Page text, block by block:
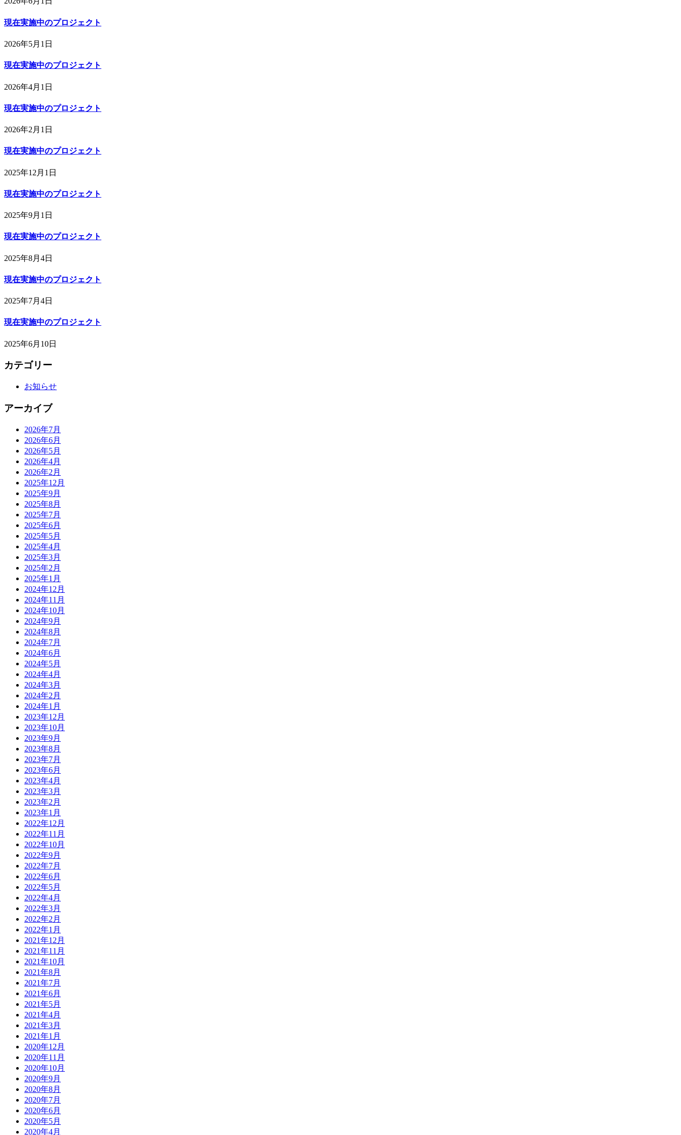
現在実施中のプロジェクト
2026年5月1日
現在実施中のプロジェクト
2026年4月1日
現在実施中のプロジェクト
2026年2月1日
現在実施中のプロジェクト
2025年12月1日
現在実施中のプロジェクト
2025年9月1日
現在実施中のプロジェクト
2025年8月4日
現在実施中のプロジェクト
2025年7月4日
現在実施中のプロジェクト
2025年6月10日
カテゴリー
お知らせ
アーカイブ
2026年7月
2026年6月
2026年5月
2026年4月
2026年2月
2025年12月
2025年9月
2025年8月
2025年7月
2025年6月
2025年5月
2025年4月
2025年3月
2025年2月
2025年1月
2024年12月
2024年11月
2024年10月
2024年9月
2024年8月
2024年7月
2024年6月
2024年5月
2024年4月
2024年3月
2024年2月
2024年1月
2023年12月
2023年10月
2023年9月
2023年8月
2023年7月
2023年6月
2023年4月
2023年3月
2023年2月
2023年1月
2022年12月
2022年11月
2022年10月
2022年9月
2022年7月
2022年6月
2022年5月
2022年4月
2022年3月
2022年2月
2022年1月
2021年12月
2021年11月
2021年10月
2021年8月
2021年7月
2021年6月
2021年5月
2021年4月
2021年3月
2021年1月
2020年12月
2020年11月
2020年10月
2020年9月
2020年8月
2020年7月
2020年6月
2020年5月
2020年4月